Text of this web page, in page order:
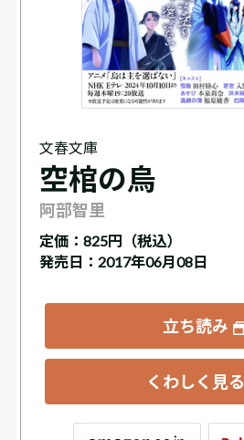
文春文庫
空棺の烏
阿部智里
定価： 825円（税込）
発売日：2017年06月08日
立ち読み
くわしく見る